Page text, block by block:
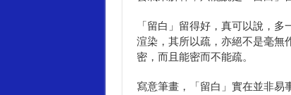
「留白」留得好，真可以說，
渲染，其所以疏，亦絕不是毫無
密，而且能密而不能疏。
寫意筆畫，「留白」實在並非易